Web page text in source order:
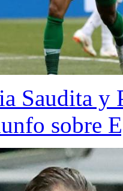
Saudita y
sobre